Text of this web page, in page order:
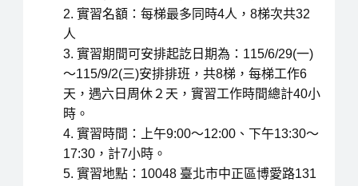
實習名額：每梯最多同時4人，8梯次共32
人
實習期間可安排起訖日期為：115/6/29(一)
～115/9/2(三)安排排班，共8梯，每梯工作6
天，遇六日周休２天，實習工作時間總計40小
時。
實習時間：上午9:00～12:00、下午13:30～
17:30，計7小時。
實習地點：10048 臺北市中正區博愛路131